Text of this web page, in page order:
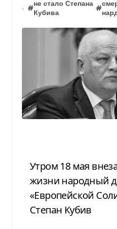
#
не стало Степана
Кубива
#
Утром 18 мая внезапно ушел из
жизни народный
«Европейской
Степан Кубив